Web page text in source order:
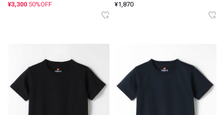
¥3,300 50%OFF ¥1,870